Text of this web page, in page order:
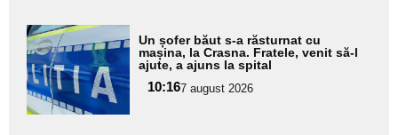
Adaugă
aici textul
pentru
subtitlu
Un șofer băut s-a răsturnat cu
mașina, la Crasna. Fratele, venit să-l
ajute, a ajuns la spital
10:167 august 2026